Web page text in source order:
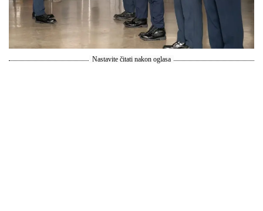
Nastavite čitati nakon oglasa